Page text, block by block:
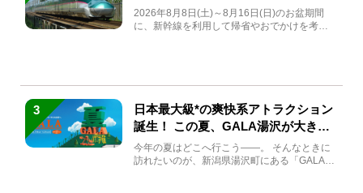
急券も解説
2026年8月8日(土)～8月16日(日)のお盆期間
に、新幹線を利用して帰省やおでかけを考え
3
日本最大級*の爽快系アトラクション
誕生！ この夏、GALA湯沢が大きく
生まれ変わる
今年の夏はどこへ行こう――。 そんなときに
訪れたいのが、新潟県湯沢町にある「GALA湯